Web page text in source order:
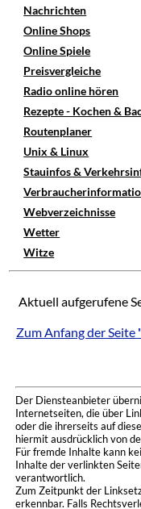
Nachrichten
Online Shops
Online Spiele
Preisvergleiche
Radio online hören
Rezepte - Kochen &
Routenplaner
Unix & Linux
Stauinfos &
Webverzeichnisse
Wetter
Witze
Aktuell aufgerufene
Zum Anfang der Seite
Der Diensteanbieter
Internetseiten, die über
oder die ihrerseits auf
hiermit ausdrücklich von
Für fremde Inhalte kann
Inhalte der verlinkten
verantwortlich.
Zum Zeitpunkt der
erkennbar. Falls